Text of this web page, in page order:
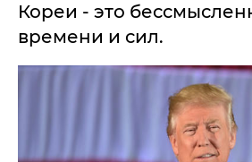
Кореи - это
времени и сил.